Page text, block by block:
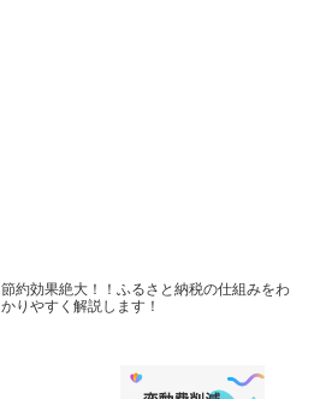
節約効果絶大！！ふるさと納税の仕組みをわ
かりやすく解説します！